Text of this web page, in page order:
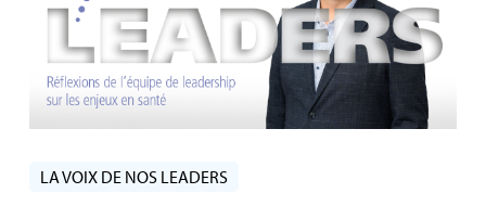
LA VOIX DE NOS LEADERS